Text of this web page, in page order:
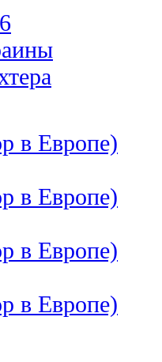
в Европе)
в Европе)
в Европе)
в Европе)